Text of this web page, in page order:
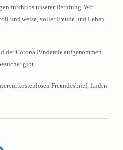
furchtlos unserer Berufung. Wir
und weise, voller Freude und Leben.
der Corona Pandemie aufgenommen,
gibt
kostenlosen Freundesbrief, finden